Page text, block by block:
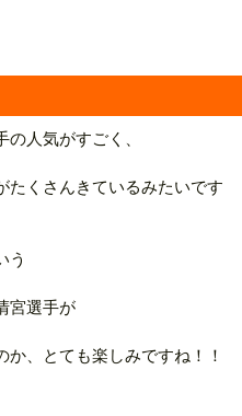
人気がすごく、
たくさんきているみたいです
う
宮選手が
、とても楽しみですね！！